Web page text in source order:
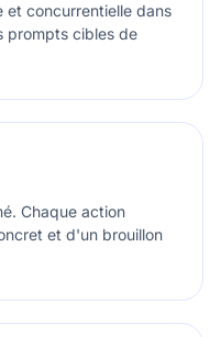
et concurrentielle dans
prompts cibles de
Chaque action
et d'un brouillon